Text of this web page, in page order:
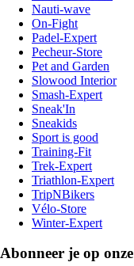
Nauti-wave
On-Fight
Padel-Expert
Pecheur-Store
Pet and Garden
Slowood Interior
Smash-Expert
Sneak'In
Sneakids
Sport is good
Training-Fit
Trek-Expert
Triathlon-Expert
TripNBikers
Vélo-Store
Winter-Expert
Abonneer je op